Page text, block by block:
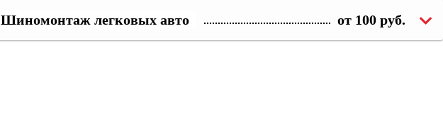
Шиномонтаж легковых авто от 100 руб.